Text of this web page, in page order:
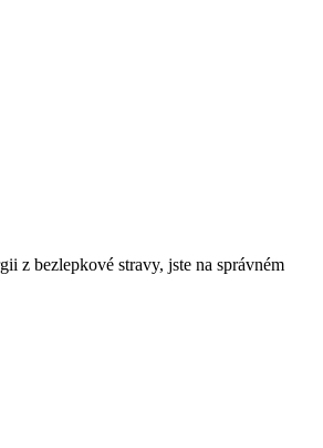
z bezlepkové stravy, jste na správném